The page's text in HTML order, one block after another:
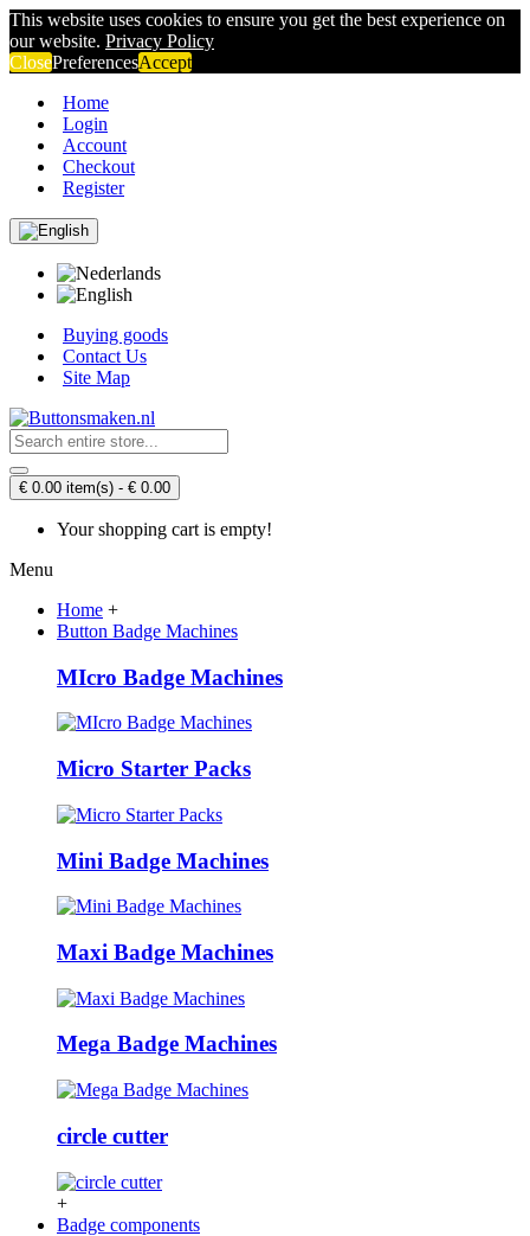
This website uses cookies to ensure you get the best experience on
our website. Privacy Policy
ClosePreferencesAccept
Home
Login
Account
Checkout
Register
Buying goods
Contact Us
Site Map
€ 0.00 item(s) - € 0.00
Your shopping cart is empty!
Menu
Home +
Button Badge Machines
MIcro Badge Machines
Micro Starter Packs
Mini Badge Machines
Maxi Badge Machines
Mega Badge Machines
circle cutter
+
Badge components